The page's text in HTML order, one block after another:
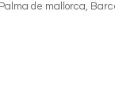
de mallorca,